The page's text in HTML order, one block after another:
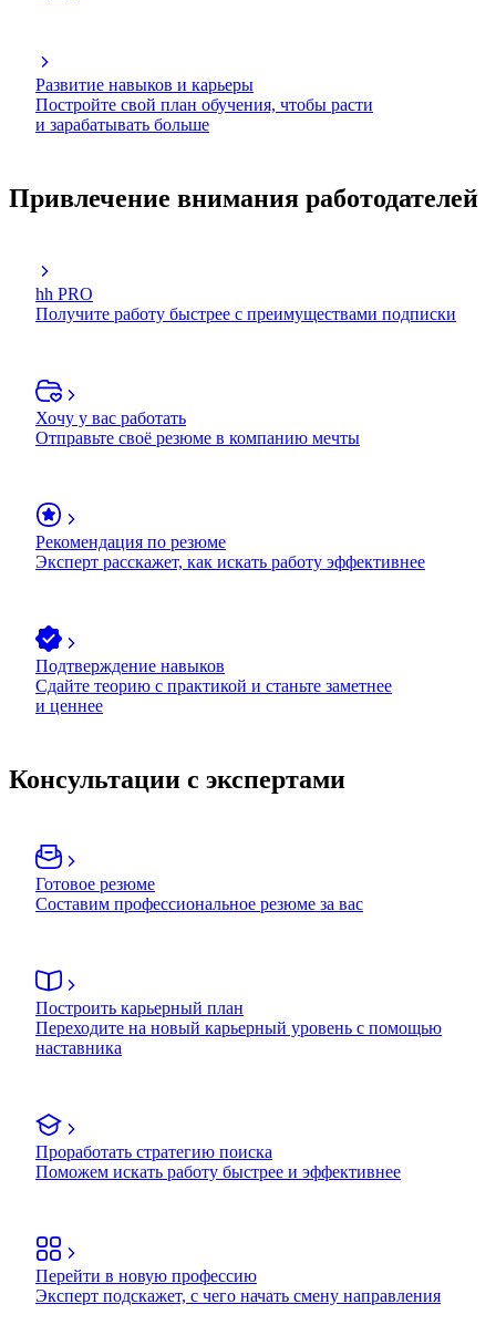
Развитие навыков и карьеры
Постройте свой план обучения, чтобы расти
и зарабатывать больше
Привлечение внимания работодателей
hh PRO
Получите работу быстрее с преимуществами подписки
Хочу у вас работать
Отправьте своё резюме в компанию мечты
Рекомендация по резюме
Эксперт расскажет, как искать работу эффективнее
Подтверждение навыков
Сдайте теорию с практикой и станьте заметнее
и ценнее
Консультации с экспертами
Готовое резюме
Составим профессиональное резюме за вас
Построить карьерный план
Переходите на новый карьерный уровень с помощью
наставника
Проработать стратегию поиска
Поможем искать работу быстрее и эффективнее
Перейти в новую профессию
Эксперт подскажет, с чего начать смену направления